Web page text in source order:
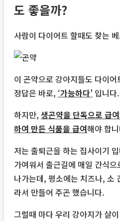
도 좋을까?
사람이 다이어트 할때도 찾는
이 곤약으로 강아지들도 다이
정답은 바로, ‘가능하다’ 입니다.
하지만, 생곤약을 단독으로 급
하여 만든 식품을 급여해야 합
저는 출퇴근을 하는 집사이기
가여워서 출근길에 매일 간식
나가는데, 평소에는 치즈나, 소
라서 만들어 주곤 했습니다.
그럴때 마다 우리 강아지가 살